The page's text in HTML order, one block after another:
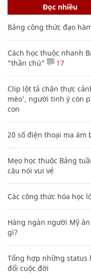
Đọc nhiều
Bảng công thức đạo
Cách học thuộc nhanh
"thần chú"
17
Clip lột tả chân thực
mèo', người tinh ý còn
con
20 số điện thoại ma ám
Mẹo học thuộc Bảng
câu nói vui vẻ
Các công thức hóa học
Hàng ngàn người Mỹ
gì?
Tổng hợp những status
đổi cuộc đời